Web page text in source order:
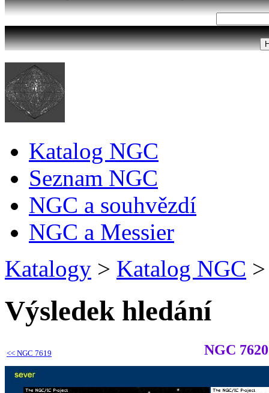
Katalog NGC
Seznam NGC
NGC a souhvězdí
NGC a Messier
Katalogy > Katalog NGC >
Výsledek hledání
<< NGC 7619 NGC 7620